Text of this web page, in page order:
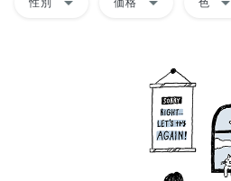
性別 価格 色